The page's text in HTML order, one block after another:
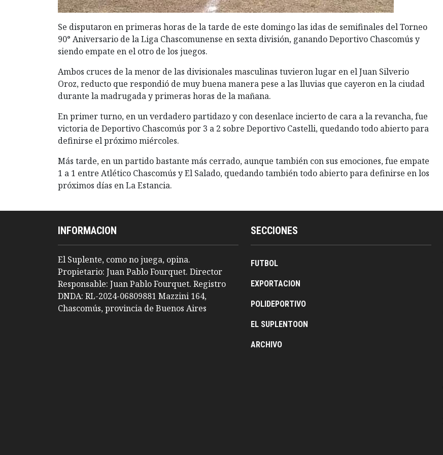
Se disputaron en primeras horas de la tarde de este domingo las idas de semifinales del Torneo
90° Aniversario de la Liga Chascomunense en sexta división, ganando Deportivo Chascomús y
siendo empate en el otro de los juegos.
Ambos cruces de la menor de las divisionales masculinas tuvieron lugar en el Juan Silverio
Oroz, reducto que respondió de muy buena manera pese a las lluvias que cayeron en la ciudad
durante la madrugada y primeras horas de la mañana.
En primer turno, en un verdadero partidazo y con desenlace incierto de cara a la revancha, fue
victoria de Deportivo Chascomús por 3 a 2 sobre Deportivo Castelli, quedando todo abierto para
definirse el próximo miércoles.
Más tarde, en un partido bastante más cerrado, aunque también con sus emociones, fue empate
1 a 1 entre Atlético Chascomús y El Salado, quedando también todo abierto para definirse en los
próximos días en La Estancia.
INFORMACION
El Suplente, como no juega, opina.
Propietario: Juan Pablo Fourquet. Director
Responsable: Juan Pablo Fourquet. Registro
DNDA: RL-2024-06809881 Mazzini 164,
Chascomús, provincia de Buenos Aires
SECCIONES
FUTBOL
EXPORTACION
POLIDEPORTIVO
EL SUPLENTOON
ARCHIVO